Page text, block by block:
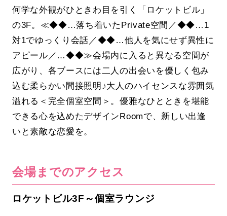
何学な外観がひときわ目を引く「ロケットビル」
の3F。≪◆◆…落ち着いたPrivate空間／◆◆…1
対1でゆっくり会話／◆◆…他人を気にせず異性に
アピール／…◆◆≫会場内に入ると異なる空間が
広がり、各ブースには二人の出会いを優しく包み
込む柔らかい間接照明♪大人のハイセンスな雰囲気
溢れる＜完全個室空間＞。優雅なひとときを堪能
できる心を込めたデザインRoomで、新しい出逢
いと素敵な恋愛を。
会場までのアクセス
ロケットビル3F～個室ラウンジ